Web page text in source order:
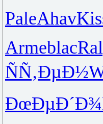
PaleAhav
Armeblac
ÑÑ‚ÐµÐ½
ÐœÐµÐ´Ð¾